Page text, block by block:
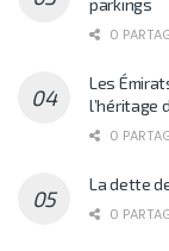
parkings
0
Les
l’héritage
0
La dette
0